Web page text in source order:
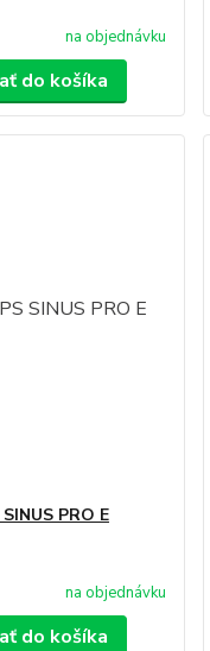
na objednávku
do košíka
PRO E
na objednávku
do košíka